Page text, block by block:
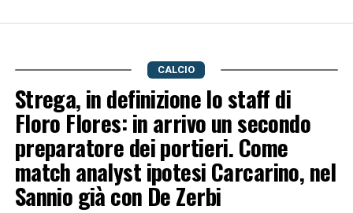
CALCIO
Strega, in definizione lo staff di
Floro Flores: in arrivo un secondo
preparatore dei portieri. Come
match analyst ipotesi Carcarino, nel
Sannio già con De Zerbi